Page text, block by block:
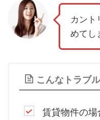
カント
めてし
こんなトラブ
賃貸物件の場